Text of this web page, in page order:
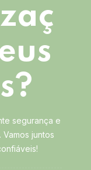
segurança e
juntos